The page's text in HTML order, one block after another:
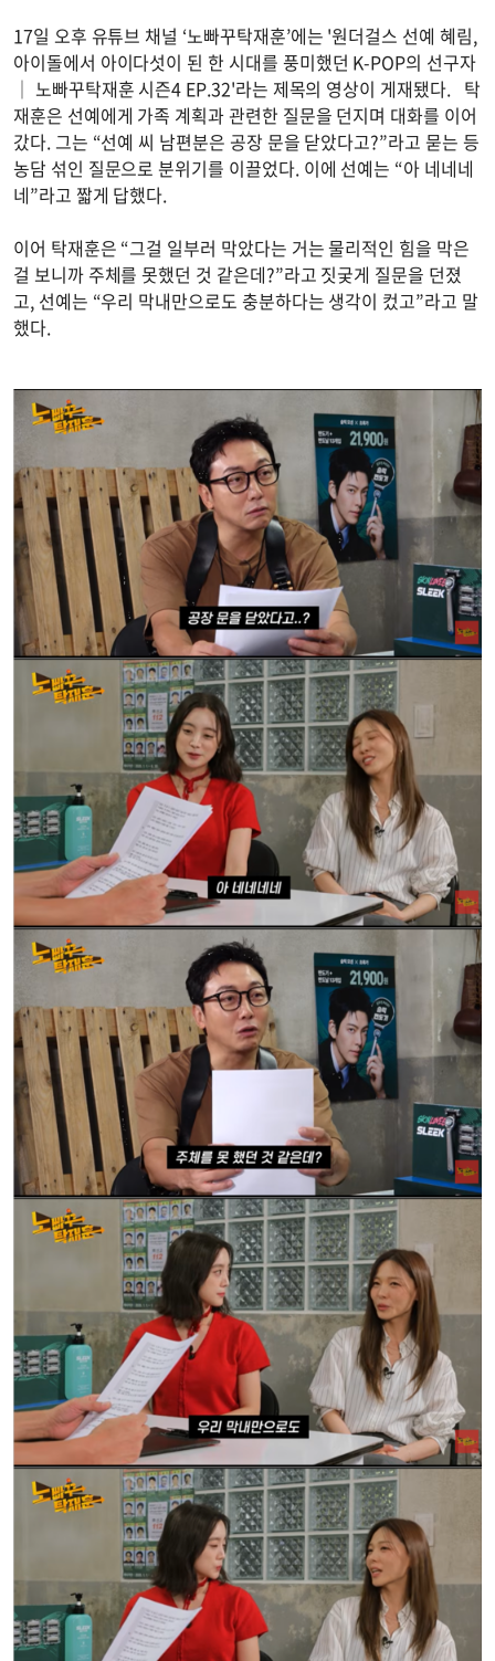
17일 오후 유튜브 채널 ‘노빠꾸탁재훈’에는 '원더걸스 선예 혜림,
아이돌에서 아이다섯이 된 한 시대를 풍미했던 K-POP의 선구자
│ 노빠꾸탁재훈 시즌4 EP.32'라는 제목의 영상이 게재됐다. 탁
재훈은 선예에게 가족 계획과 관련한 질문을 던지며 대화를 이어
갔다. 그는 “선예 씨 남편분은 공장 문을 닫았다고?”라고 묻는 등
농담 섞인 질문으로 분위기를 이끌었다. 이에 선예는 “아 네네네
네”라고 짧게 답했다.
이어 탁재훈은 “그걸 일부러 막았다는 거는 물리적인 힘을 막은
걸 보니까 주체를 못했던 것 같은데?”라고 짓궂게 질문을 던졌
고, 선예는 “우리 막내만으로도 충분하다는 생각이 컸고”라고 말
했다.